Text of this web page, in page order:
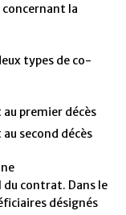
concernant la
types de co-
premier décès
second décès
contrat. Dans le
désignés